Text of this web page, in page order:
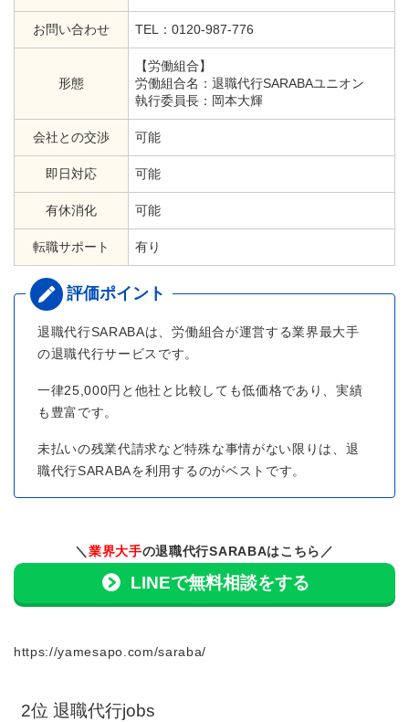
お問い合わせ TEL：0120-987-776
形態
【労働組合】
労働組合名：退職代行SARABAユニオン
執行委員長：岡本大輝
会社との交渉 可能
即日対応 可能
有休消化 可能
転職サポート 有り
退職代行SARABAは、労働組合が運営する業界最大手
の退職代行サービスです。
一律25,000円と他社と比較しても低価格であり、実績
も豊富です。
未払いの残業代請求など特殊な事情がない限りは、退
職代行SARABAを利用するのがベストです。
＼業界大手の退職代行SARABAはこちら／
LINEで無料相談をする
https://yamesapo.com/saraba/
2位 退職代行jobs